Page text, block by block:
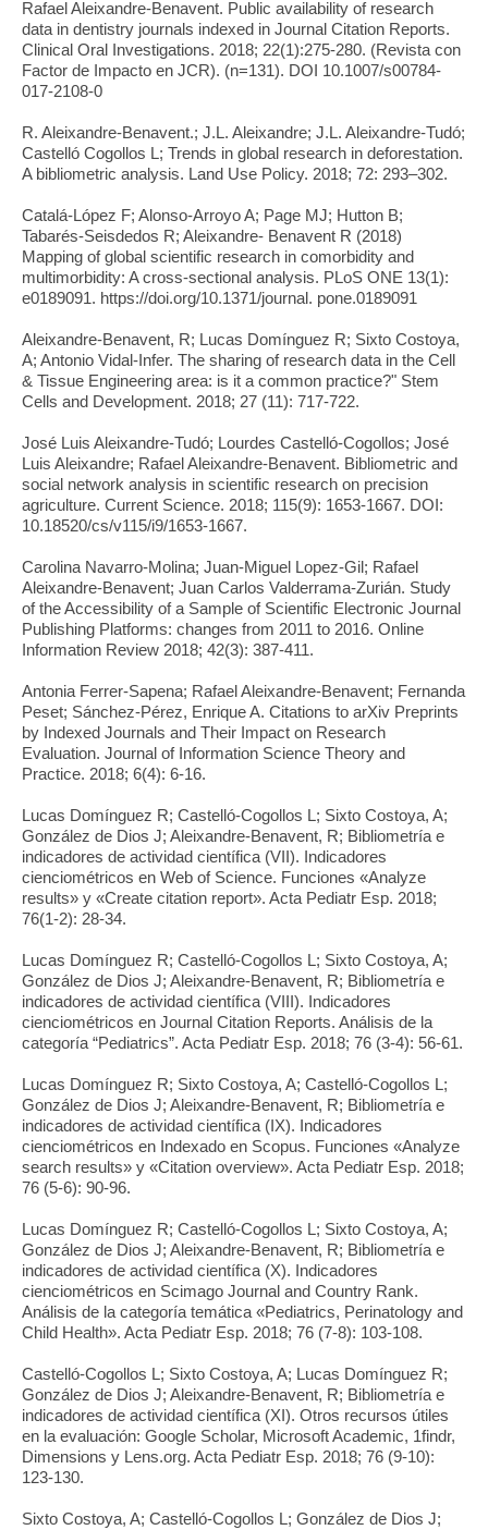
Rafael Aleixandre-Benavent. Public availability of research
data in dentistry journals indexed in Journal Citation Reports.
Clinical Oral Investigations. 2018; 22(1):275-280. (Revista con
Factor de Impacto en JCR). (n=131). DOI 10.1007/s00784-
017-2108-0
R. Aleixandre-Benavent.; J.L. Aleixandre; J.L. Aleixandre-Tudó;
Castelló Cogollos L; Trends in global research in deforestation.
A bibliometric analysis. Land Use Policy. 2018; 72: 293–302.
Catalá-López F; Alonso-Arroyo A; Page MJ; Hutton B;
Tabarés-Seisdedos R; Aleixandre- Benavent R (2018)
Mapping of global scientific research in comorbidity and
multimorbidity: A cross-sectional analysis. PLoS ONE 13(1):
e0189091. https://doi.org/10.1371/journal. pone.0189091
Aleixandre-Benavent, R; Lucas Domínguez R; Sixto Costoya,
A; Antonio Vidal-Infer. The sharing of research data in the Cell
& Tissue Engineering area: is it a common practice?" Stem
Cells and Development. 2018; 27 (11): 717-722.
José Luis Aleixandre-Tudó; Lourdes Castelló-Cogollos; José
Luis Aleixandre; Rafael Aleixandre-Benavent. Bibliometric and
social network analysis in scientific research on precision
agriculture. Current Science. 2018; 115(9): 1653-1667. DOI:
10.18520/cs/v115/i9/1653-1667.
Carolina Navarro-Molina; Juan-Miguel Lopez-Gil; Rafael
Aleixandre-Benavent; Juan Carlos Valderrama-Zurián. Study
of the Accessibility of a Sample of Scientific Electronic Journal
Publishing Platforms: changes from 2011 to 2016. Online
Information Review 2018; 42(3): 387-411.
Antonia Ferrer-Sapena; Rafael Aleixandre-Benavent; Fernanda
Peset; Sánchez-Pérez, Enrique A. Citations to arXiv Preprints
by Indexed Journals and Their Impact on Research
Evaluation. Journal of Information Science Theory and
Practice. 2018; 6(4): 6-16.
Lucas Domínguez R; Castelló-Cogollos L; Sixto Costoya, A;
González de Dios J; Aleixandre-Benavent, R; Bibliometría e
indicadores de actividad científica (VII). Indicadores
cienciométricos en Web of Science. Funciones «Analyze
results» y «Create citation report». Acta Pediatr Esp. 2018;
76(1-2): 28-34.
Lucas Domínguez R; Castelló-Cogollos L; Sixto Costoya, A;
González de Dios J; Aleixandre-Benavent, R; Bibliometría e
indicadores de actividad científica (VIII). Indicadores
cienciométricos en Journal Citation Reports. Análisis de la
categoría “Pediatrics”. Acta Pediatr Esp. 2018; 76 (3-4): 56-61.
Lucas Domínguez R; Sixto Costoya, A; Castelló-Cogollos L;
González de Dios J; Aleixandre-Benavent, R; Bibliometría e
indicadores de actividad científica (IX). Indicadores
cienciométricos en Indexado en Scopus. Funciones «Analyze
search results» y «Citation overview». Acta Pediatr Esp. 2018;
76 (5-6): 90-96.
Lucas Domínguez R; Castelló-Cogollos L; Sixto Costoya, A;
González de Dios J; Aleixandre-Benavent, R; Bibliometría e
indicadores de actividad científica (X). Indicadores
cienciométricos en Scimago Journal and Country Rank.
Análisis de la categoría temática «Pediatrics, Perinatology and
Child Health». Acta Pediatr Esp. 2018; 76 (7-8): 103-108.
Castelló-Cogollos L; Sixto Costoya, A; Lucas Domínguez R;
González de Dios J; Aleixandre-Benavent, R; Bibliometría e
indicadores de actividad científica (XI). Otros recursos útiles
en la evaluación: Google Scholar, Microsoft Academic, 1findr,
Dimensions y Lens.org. Acta Pediatr Esp. 2018; 76 (9-10):
123-130.
Sixto Costoya, A; Castelló-Cogollos L; González de Dios J;